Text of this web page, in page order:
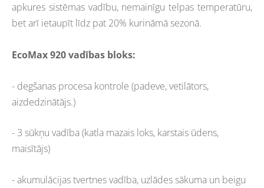
apkures sistēmas vadību, nemainīgu telpas temperatūru,
bet arī ietaupīt līdz pat 20% kurināmā sezonā.
EcoMax 920 vadības bloks:
- degšanas procesa kontrole (padeve, vetilātors,
aizdedzinātājs.)
- 3 sūkņu vadība (katla mazais loks, karstais ūdens,
maisītājs)
- akumulācijas tvertnes vadība, uzlādes sākuma un beigu